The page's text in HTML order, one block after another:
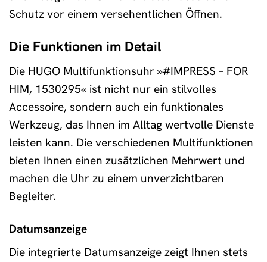
Schutz vor einem versehentlichen Öffnen.
Die Funktionen im Detail
Die HUGO Multifunktionsuhr »#IMPRESS – FOR
HIM, 1530295« ist nicht nur ein stilvolles
Accessoire, sondern auch ein funktionales
Werkzeug, das Ihnen im Alltag wertvolle Dienste
leisten kann. Die verschiedenen Multifunktionen
bieten Ihnen einen zusätzlichen Mehrwert und
machen die Uhr zu einem unverzichtbaren
Begleiter.
Datumsanzeige
Die integrierte Datumsanzeige zeigt Ihnen stets